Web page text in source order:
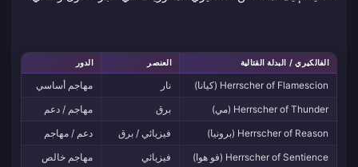
الفالكيري / البدلة القتالية العنصر الدور
Herrscher of Flamescion (كيانا) نار مهاجم أساسي
Herrscher of Thunder (مي)
برق مهاجم / دعم
Herrscher of Reason (برونيا)
فيزيائي / برق دعم / مهاجم
Herrscher of Sentience (فو هوا)
فيزيائي مهاجم خالص